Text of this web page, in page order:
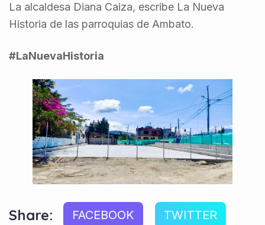
La alcaldesa Diana Caiza, escribe La Nueva
Historia de las parroquias de Ambato.
#LaNuevaHistoria
Share: FACEBOOK TWITTER